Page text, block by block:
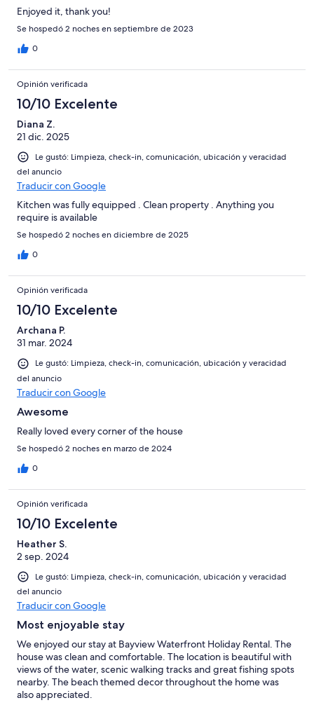
Enjoyed it, thank you!
Se hospedó 2 noches en septiembre de 2023
0
Opinión verificada
10/10 Excelente
Diana Z.
21 dic. 2025
Le gustó: Limpieza, check-in, comunicación, ubicación y veracidad
del anuncio
Traducir con Google
Kitchen was fully equipped . Clean property . Anything you
require is available
Se hospedó 2 noches en diciembre de 2025
0
Opinión verificada
10/10 Excelente
Archana P.
31 mar. 2024
Le gustó: Limpieza, check-in, comunicación, ubicación y veracidad
del anuncio
Traducir con Google
Awesome
Really loved every corner of the house
Se hospedó 2 noches en marzo de 2024
0
Opinión verificada
10/10 Excelente
Heather S.
2 sep. 2024
Le gustó: Limpieza, check-in, comunicación, ubicación y veracidad
del anuncio
Traducir con Google
Most enjoyable stay
We enjoyed our stay at Bayview Waterfront Holiday Rental. The
house was clean and comfortable. The location is beautiful with
views of the water, scenic walking tracks and great fishing spots
nearby. The beach themed decor throughout the home was
also appreciated.